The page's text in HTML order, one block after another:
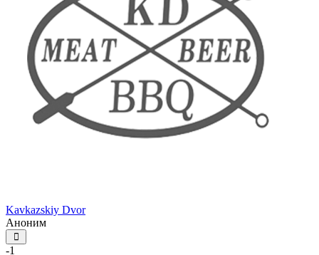
Kavkazskiy Dvor
Аноним
-1